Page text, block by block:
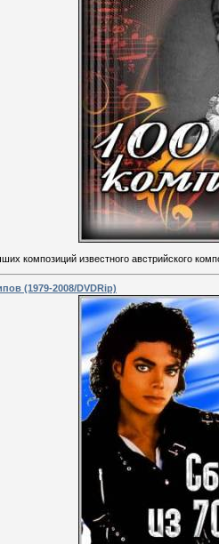
композиций известного австрийского
(1979-2008/DVDRip)